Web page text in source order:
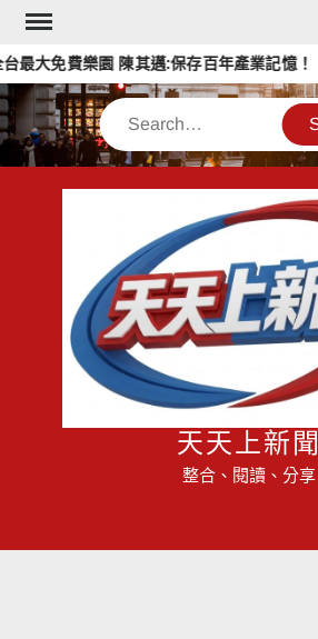
Skip
content
大免費樂園 陳其邁:保存百年產業記憶！
Search
天天上新聞
整合、閱讀、分享